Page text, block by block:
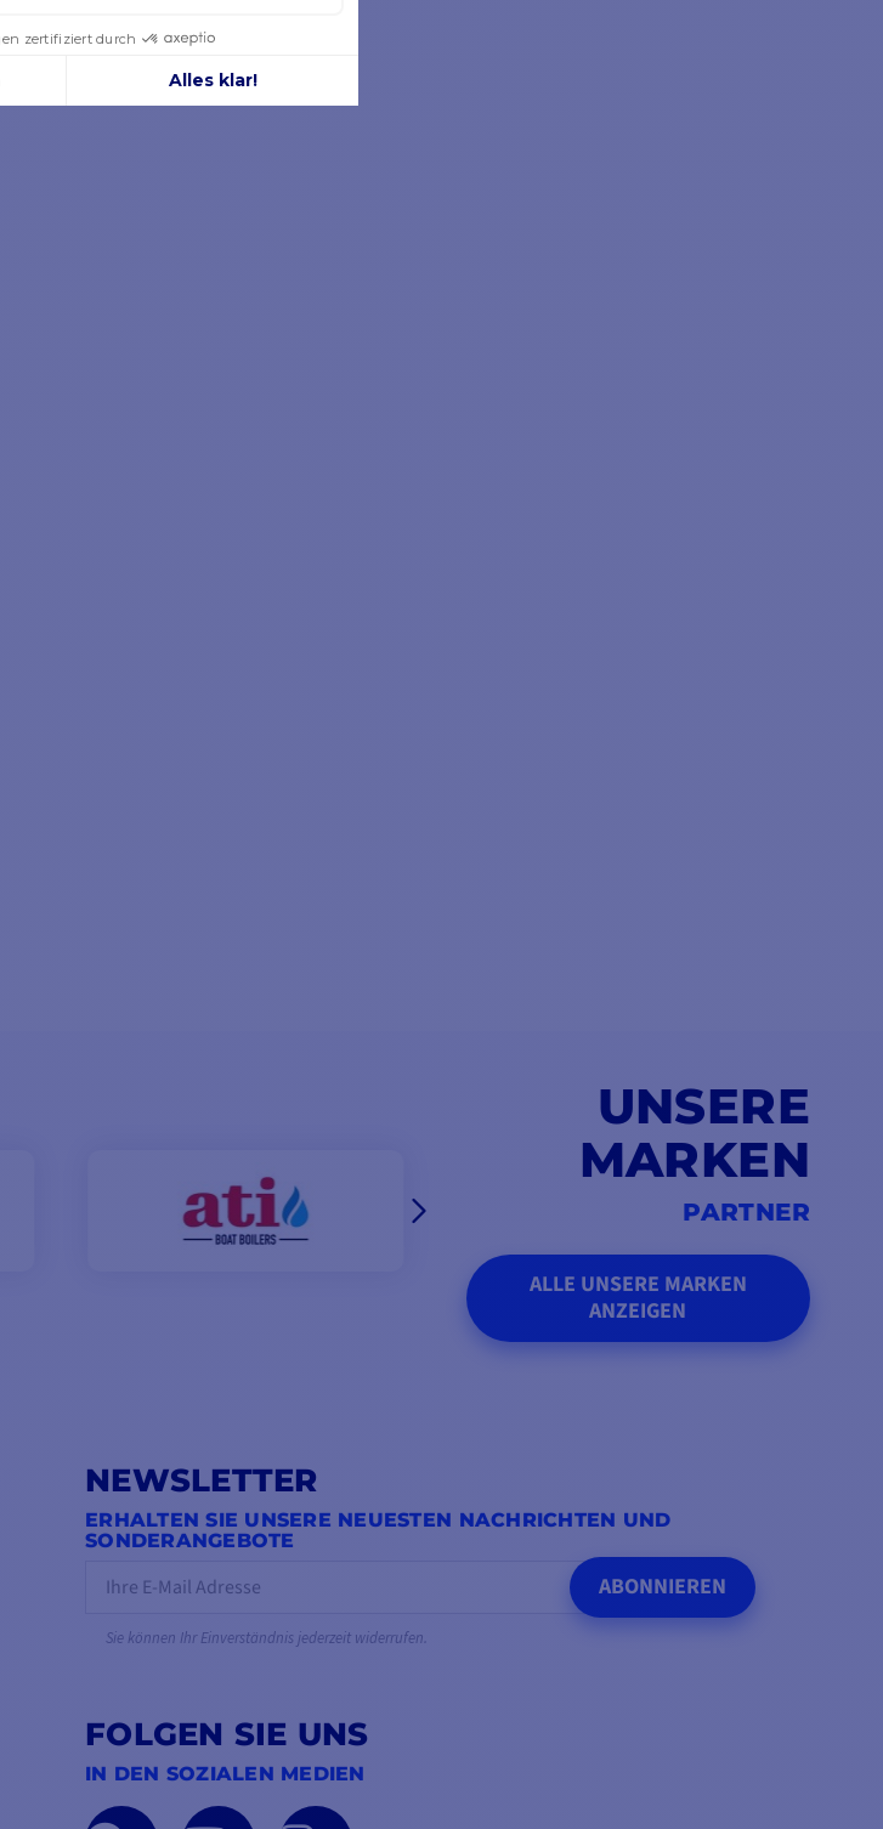
UNSERE
MARKEN
PARTNER
ALLE UNSERE MARKEN
ANZEIGEN
NEWSLETTER
ERHALTEN SIE UNSERE NEUESTEN NACHRICHTEN UND
SONDERANGEBOTE
ABONNIEREN
Sie können Ihr Einverständnis jederzeit widerrufen.
FOLGEN SIE UNS
IN DEN SOZIALEN MEDIEN